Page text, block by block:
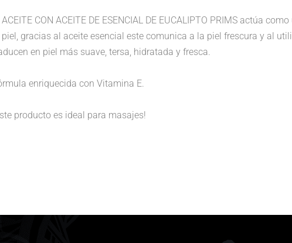
ACEITE CON ACEITE DE ESENCIAL DE EUCALIPTO PRIMS actúa
piel, gracias al aceite esencial este comunica a la piel frescura y al
en piel más suave, tersa, hidratada y fresca.
enriquecida con Vitamina E.
producto es ideal para masajes!